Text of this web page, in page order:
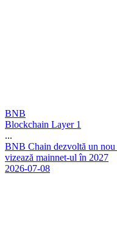
BNB
Blockchain Layer 1
...
BNB Chain dezvoltă un nou
vizează mainnet-ul în 2027
2026-07-08